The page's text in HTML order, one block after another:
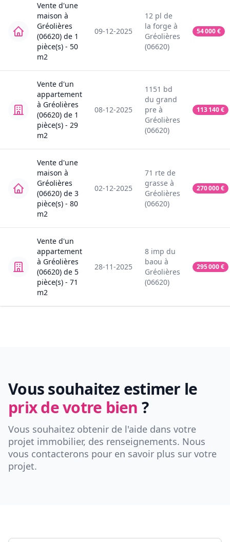
Vente d'une
maison à
Gréolières
(06620) de 1
pièce(s) - 50
m2
09-12-2025
12 pl de
la forge à
Gréolières
(06620)
54 000€
Vente d'un
appartement
à Gréolières
(06620) de 1
pièce(s) - 29
m2
08-12-2025
1151 bd
du grand
pre à
Gréolières
(06620)
113 140€
Vente d'une
maison à
Gréolières
(06620) de 3
pièce(s) - 80
m2
02-12-2025
71 rte de
grasse à
Gréolières
(06620)
270 000€
Vente d'un
appartement
à Gréolières
(06620) de 5
pièce(s) - 71
m2
28-11-2025
8 imp du
baou à
Gréolières
(06620)
295 000€
Vous souhaitez estimer le
prix de votre bien ?
Vous souhaitez obtenir de l'aide dans votre
projet immobilier, des renseignements. Nous
vous contacterons pour en savoir plus sur votre
projet.